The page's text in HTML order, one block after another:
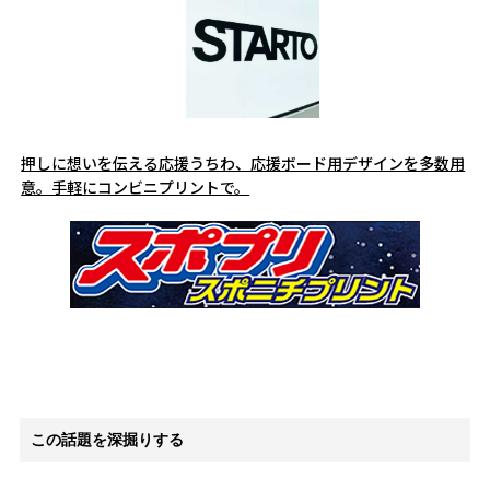
押しに想いを伝える応援うちわ、応援ボード用デザインを多数用
意。手軽にコンビニプリントで。
この話題を深掘りする